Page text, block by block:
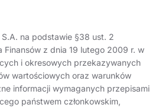
na podstawie §38 ust. 2
Finansów z dnia 19 lutego 2009 r. w
i okresowych przekazywanych
wartościowych oraz warunków
informacji wymaganych przepisami
państwem członkowskim,